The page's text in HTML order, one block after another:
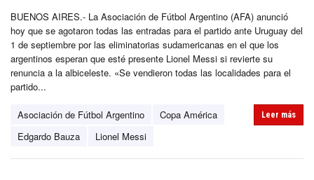
BUENOS AIRES.- La Asociación de Fútbol Argentino (AFA) anunció
hoy que se agotaron todas las entradas para el partido ante Uruguay del
1 de septiembre por las eliminatorias sudamericanas en el que los
argentinos esperan que esté presente Lionel Messi si revierte su
renuncia a la albiceleste. «Se vendieron todas las localidades para el
partido...
Asociación de Fútbol Argentino
Copa América
Edgardo Bauza
Lionel Messi
Leer más